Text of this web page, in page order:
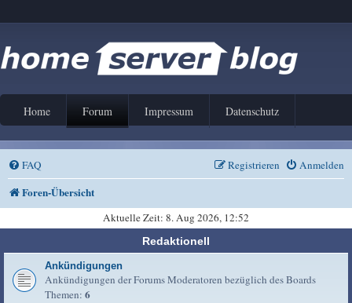
Home Forum Impressum Datenschutz
FAQ Anmelden
Registrieren
Foren-Übersicht
Aktuelle Zeit: 8. Aug 2026, 12:52
Redaktionell
Ankündigungen
Ankündigungen der Forums Moderatoren bezüglich des Boards
Themen: 6